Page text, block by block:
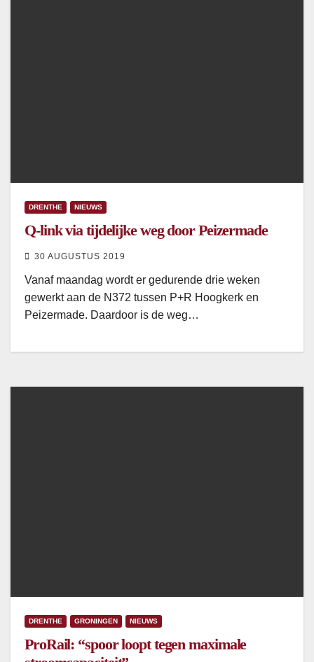
DRENTHE NIEUWS
Q-link via tijdelijke weg door Peizermade
30 AUGUSTUS 2019
Vanaf maandag wordt er gedurende drie weken
gewerkt aan de N372 tussen P+R Hoogkerk en
Peizermade. Daardoor is de weg…
DRENTHE GRONINGEN NIEUWS
ProRail: “spoor loopt tegen maximale